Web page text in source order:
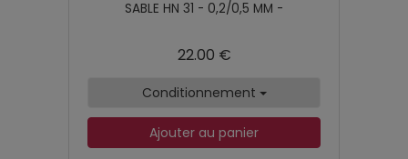
SABLE HN 31 - 0,2/0,5 MM -
22.00 €
Conditionnement
Ajouter au panier